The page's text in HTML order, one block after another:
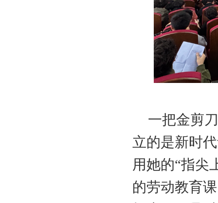
一把金剪
立的是新时
用她的“指尖
的劳动教育